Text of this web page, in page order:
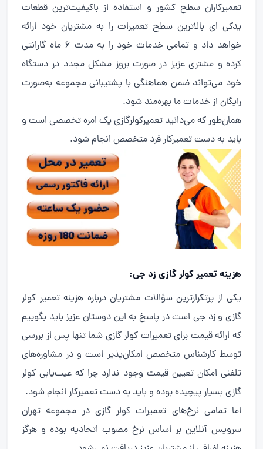
تعمیرکاران سطح کشور و استفاده از باکیفیت‌ترین قطعات
یدکی ای بالاترین سطح تعمیرات را به مشتریان خود ارائه
خواهد داد و تمامی خدمات خود را به مدت ۶ ماه گارانتی
کرده و مشتری عزیز در صورت بروز مشکل مجدد در دستگاه
خود می‌تواند ضمن هماهنگی با پشتیبانی مجموعه به‌صورت
رایگان از خدمات ما بهره‌مند شود.
همان‌طور که می‌دانید تعمیرکولرگازی یک امره تخصصی است و
باید به دست تعمیرکار فرد متخصص انجام شود.
هزینه تعمیر کولر گازی زد جی:
یکی از پرتکرارترین سؤالات مشتریان درباره هزینه تعمیر کولر
گازی و زد جی است در پاسخ به این دوستان عزیز باید بگوییم
که ارائه قیمت برای تعمیرات کولر گازی شما تنها پس از بررسی
توسط کارشناس متخصص امکان‌پذیر است و در مشاوره‌های
تلفنی امکان تعیین قیمت وجود ندارد چرا که عیب‌یابی کولر
گازی بسیار پیچیده بوده و باید به دست تعمیرکار انجام شود.
اما تمامی نرخ‌های تعمیرات کولر گازی در مجموعه تهران
سرویس آنلاین بر اساس نرخ مصوب اتحادیه بوده و هرگز